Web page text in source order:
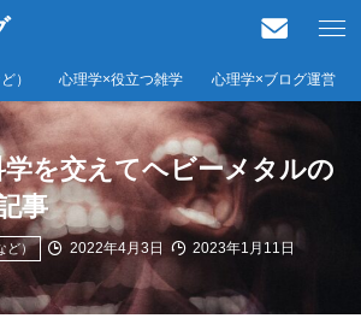
） 心理学×役立つ雑学 心理学×ブログ運営
学を交えてヘビーメタルの
事
ど） 2022年4月3日 2023年1月11日